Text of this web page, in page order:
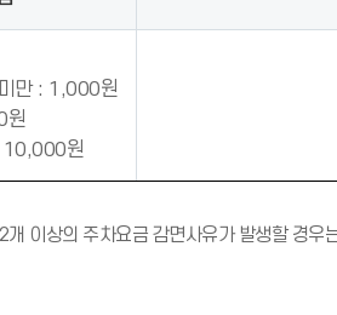
만 : 1,000원
원
10,000원
이상의 주차요금 감면사유가 발생할 경우